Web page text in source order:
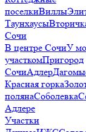
поселкиВиллы
Таунхаусы
Сочи
В центре СочиУ
участкомПригород
СочиАдлер
Красная горка
полянаСоболевка
Адлере
Участки